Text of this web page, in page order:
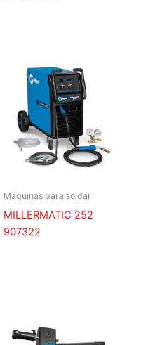
Máquinas para soldar
MILLERMATIC 252
907322